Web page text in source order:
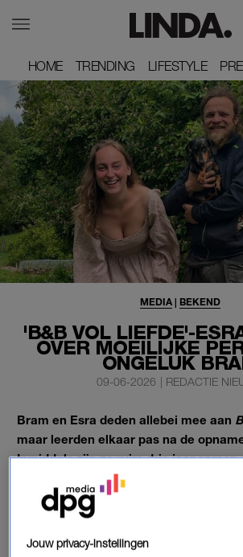
HOME
HOME TRENDING
TRENDING LIFESTYLE
LIFESTYLE
'B&B VOL LIEFDE'-
OVER MOEILIJKE
ONGELUK
MEDIA | BEKEND
09-06-2026 | REDACTIE
Bram en Esra deden allebei mee aan
maar leerden elkaar pas na de
Inmiddels zijn ze ruim drie jaar samen
kondigden ze hun verloving aan, maar
ze een moeilijke periode achter de rug.
ongeluk met een motorzaag. Esra vertelt
Jouw privacy-instellingen